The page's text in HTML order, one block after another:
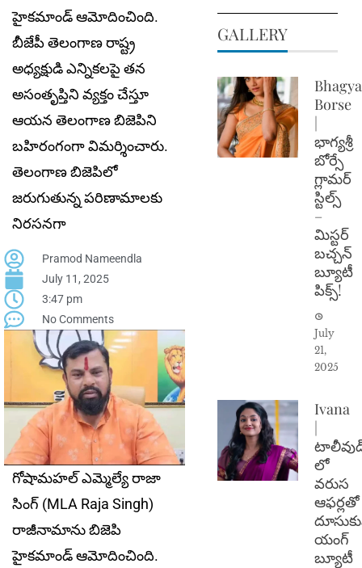
హైకమాండ్ ఆమోదించింది.
బీజేపీ తెలంగాణ రాష్ట్ర
అధ్యక్షుడి ఎన్నికలపై తన
అసంతృప్తిని వ్యక్తం చేస్తూ
ఆయన తెలంగాణ బిజెపిని
బహిరంగంగా విమర్శించారు.
తెలంగాణ బిజెపిలో
జరుగుతున్న పరిణామాలకు
నిరసనగా
Pramod Nameendla
July 11, 2025
3:47 pm
No Comments
గోషామహల్ ఎమ్మెల్యే రాజా
సింగ్ (MLA Raja Singh)
రాజీనామాను బిజెపి
హైకమాండ్ ఆమోదించింది.
GALLERY
Borse
|
భాగ్యశ్రీ
బోర్సే
గ్లామర్
స్టిల్స్
–
మిస్టర్
బచ్చన్
బ్యూటీ
పిక్స్!
July
21,
2025
Ivana
|
లో
వరుస
ఆఫర్లతో
యంగ్
బ్యూటీ